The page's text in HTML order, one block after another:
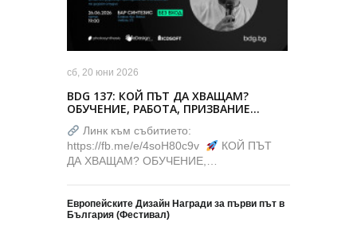
сб, 20 юни 2026
BDG 137: КОЙ ПЪТ ДА ХВАЩАМ?
ОБУЧЕНИЕ, РАБОТА, ПРИЗВАНИЕ…
Линк към събитието:
https://fb.me/e/4soH80c9v
КОЙ ПЪТ
ДА ХВАЩАМ? ОБУЧЕНИЕ,…
Европейските Дизайн Награди за първи път в
България (Фестивал)